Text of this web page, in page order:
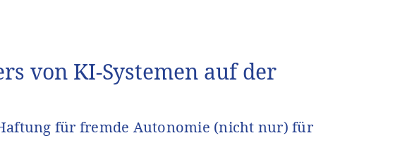
von KI-Systemen auf der
für fremde Autonomie (nicht nur) für